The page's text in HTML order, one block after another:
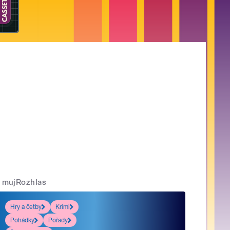
mujRozhlas
Hry a četby
Krimi
Pohádky
Pořady